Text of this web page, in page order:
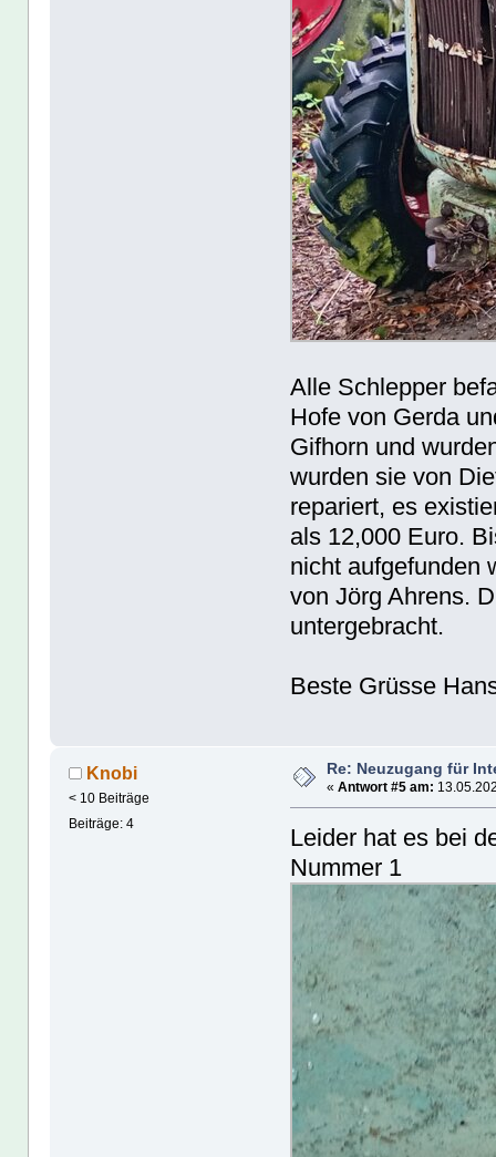
Alle Schlepper
Hofe von Gerda
Gifhorn und
wurden sie von
repariert, es
als 12,000 Euro.
nicht aufgefunden
von Jörg Ahrens.
untergebracht.
Beste Grüsse
Knobi
< 10 Beiträge
Beiträge: 4
Re: Neuzugang für
« Antwort #5 am:
Leider hat es bei
Nummer 1